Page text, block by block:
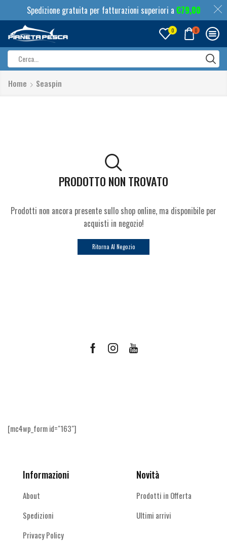
Spedizione gratuita per fatturazioni superiori a €79,00
0 0
input
Home Seaspin
PRODOTTO NON TROVATO
Prodotti non ancora presente sullo shop online, ma disponibile per
acquisti in negozio!
Ritorna Al Negozio
FacebookInstagramYoutube
[mc4wp_form id="163"]
Informazioni
About
Spedizioni
Privacy Policy
Novità
Prodotti in Offerta
Ultimi arrivi